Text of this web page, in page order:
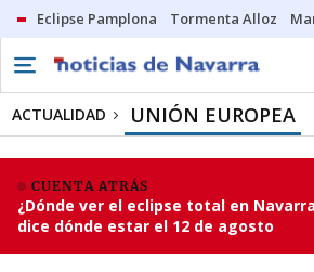
Eclipse Pamplona Tormenta Alloz
ACTUALIDAD UNIÓN EUROPEA
CUENTA ATRÁS
¿Dónde ver el eclipse total en
dice dónde estar el 12 de agosto